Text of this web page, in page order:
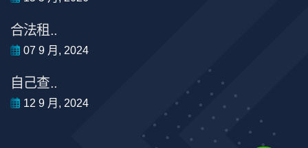
合法租..
07 9 月, 2024
自己查..
12 9 月, 2024